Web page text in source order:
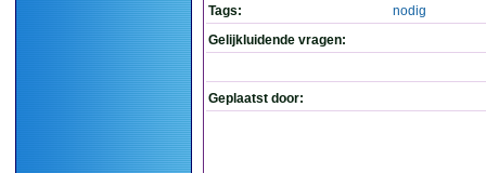
Tags:
nodig
Gelijkluidende vragen:
Geplaatst door: